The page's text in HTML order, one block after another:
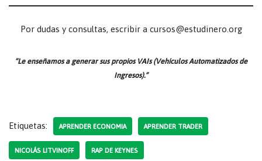
Por dudas y consultas, escribir a cursos@estudinero.org
“Le enseñamos a generar sus propios VAIs (Vehículos Automatizados de
Ingresos).”
Etiquetas: APRENDER ECONOMIA APRENDER TRADER
NICOLÁS LITVINOFF RAP DE KEYNES